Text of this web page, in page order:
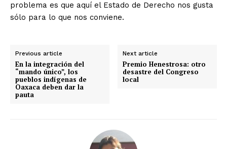
problema es que aquí el Estado de Derecho nos gusta
sólo para lo que nos conviene.
Previous article
En la integración del
“mando único”, los
pueblos indígenas de
Oaxaca deben dar la
pauta
Next article
Premio Henestrosa: otro
desastre del Congreso
local